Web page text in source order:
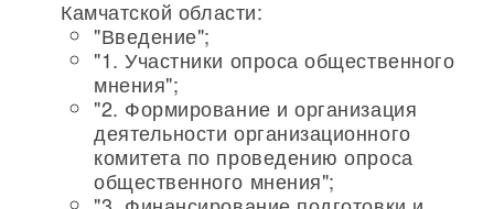
Камчатской области:
"Введение";
"1. Участники опроса общественного
мнения";
"2. Формирование и организация
деятельности организационного
комитета по проведению опроса
общественного мнения";